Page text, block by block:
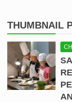
THUMBNAIL